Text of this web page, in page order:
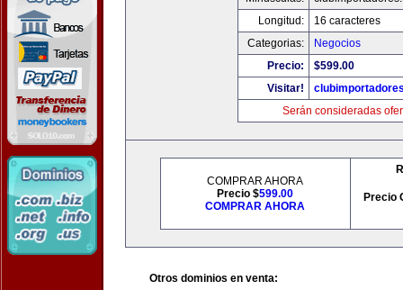
Longitud:
16 caracteres
Categorias:
Negocios
Precio:
$599.00
Visitar!
Serán consideradas
COMPRAR AHORA
Precio $599.00
COMPRAR AHORA
Precio
Otros dominios en venta: